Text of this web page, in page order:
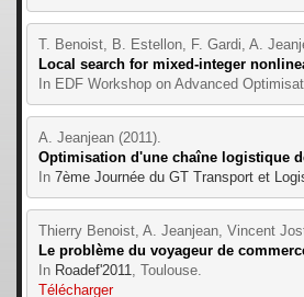
T. Benoist, B. Estellon, F. Gardi, A.
Local search for mixed-integer
In EDF Workshop on Advanced
A. Jeanjean (2011).
Optimisation d'une chaîne logistique
In 7ème Journée du GT Transport et
Thierry Benoist, A. Jeanjean, Vincent
Le problème du voyageur de
In Roadef'2011 , Toulouse.
Télécharger